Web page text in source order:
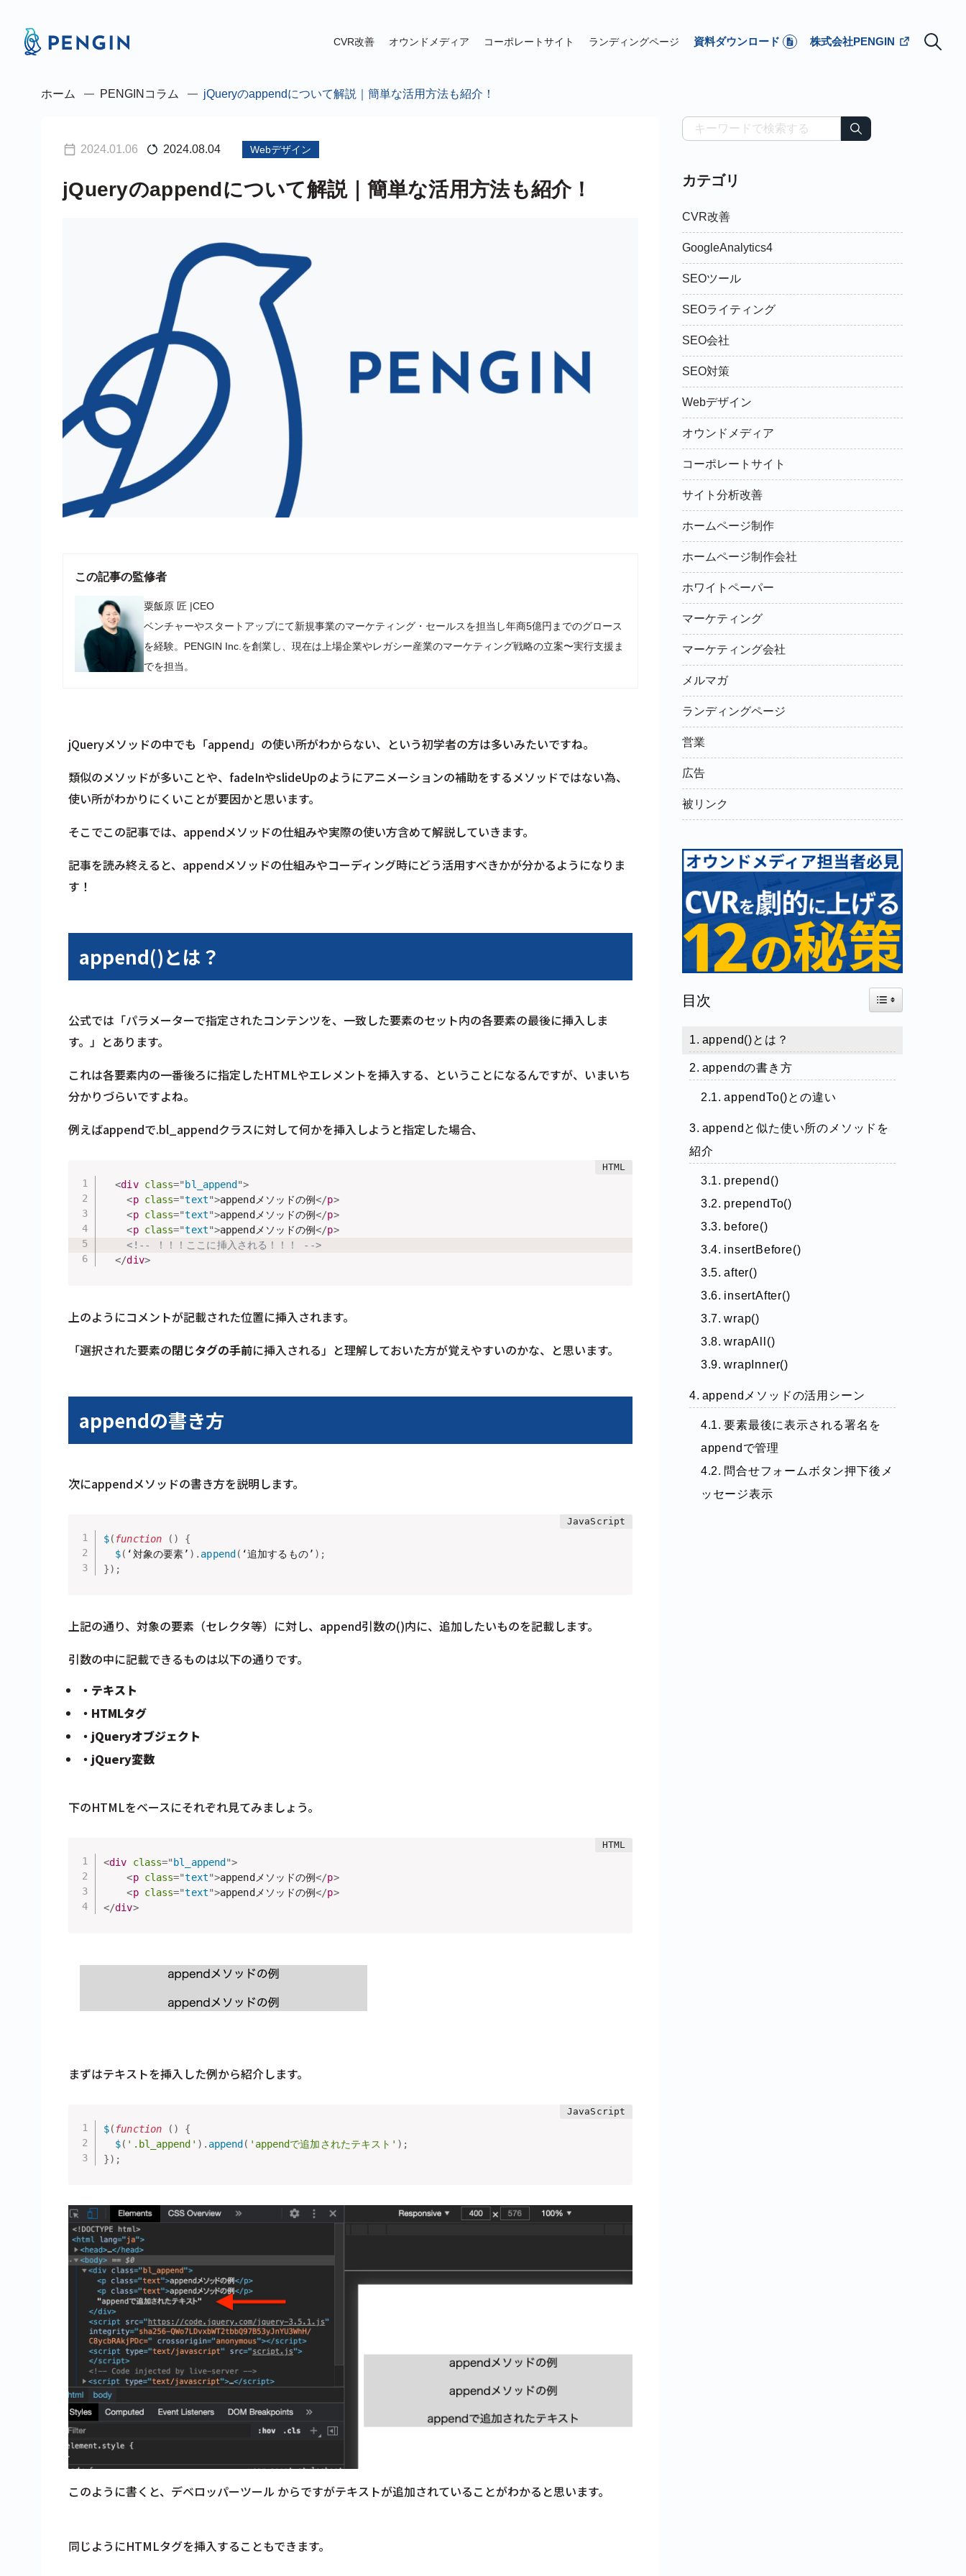
CVR改善 オウンドメディア コーポレートサイト ランディングページ 資料ダウンロード 株式会社PENGIN
ホーム PENGINコラム jQueryのappendについて解説｜簡単な活用方法も紹介！
2024.01.06 2024.08.04 Webデザイン
jQueryのappendについて解説｜簡単な活用方法も紹介！
この記事の監修者
粟飯原 匠 |CEO
ベンチャーやスタートアップにて新規事業のマーケティング・セールスを担当し年商5億円までのグロース
を経験。PENGIN Inc.を創業し、現在は上場企業やレガシー産業のマーケティング戦略の立案〜実行支援ま
でを担当。
jQueryメソッドの中でも「append」の使い所がわからない、という初学者の方は多いみたいですね。
類似のメソッドが多いことや、fadeInやslideUpのようにアニメーションの補助をするメソッドではない為、
使い所がわかりにくいことが要因かと思います。
そこでこの記事では、appendメソッドの仕組みや実際の使い方含めて解説していきます。
記事を読み終えると、appendメソッドの仕組みやコーディング時にどう活用すべきかが分かるようになりま
す！
append()とは？
公式では「パラメーターで指定されたコンテンツを、一致した要素のセット内の各要素の最後に挿入しま
す。」とあります。
これは各要素内の一番後ろに指定したHTMLやエレメントを挿入する、ということになるんですが、いまいち
分かりづらいですよね。
例えばappendで.bl_appendクラスに対して何かを挿入しようと指定した場合、
<div class="bl_append ">
<p class="text">appendメソッドの例</p>
<p class="text">appendメソッドの例</p>
<p class="text">appendメソッドの例</p>
<!-- ！！！ここに挿入される！！！ -->
</div>
上のようにコメントが記載された位置に挿入されます。
「選択された要素の閉じタグの手前に挿入される」と理解しておいた方が覚えやすいのかな、と思います。
appendの書き方
次にappendメソッドの書き方を説明します。
$( function ( )
{
$( ‘対象の要素’ ) . append ( ‘追加するもの’ ) ;
}) ;
上記の通り、対象の要素（セレクタ等）に対し、append引数の()内に、追加したいものを記載します。
引数の中に記載できるものは以下の通りです。
・テキスト
・HTMLタグ
・jQueryオブジェクト
・jQuery変数
下のHTMLをベースにそれぞれ見てみましょう。
<div class="bl_append ">
<p class="text">appendメソッドの例</p>
<p class="text">appendメソッドの例</p>
</div>
まずはテキストを挿入した例から紹介します。
$( function ( )
{
$( '.bl_append' ) . append ( 'appendで追加されたテキスト' ) ;
}) ;
このように書くと、デベロッパーツール からですがテキストが追加されていることがわかると思います。
同じようにHTMLタグを挿入することもできます。
カテゴリ
CVR改善
GoogleAnalytics4
SEOツール
SEOライティング
SEO会社
SEO対策
Webデザイン
オウンドメディア
コーポレートサイト
サイト分析改善
ホームページ制作
ホームページ制作会社
ホワイトペーパー
マーケティング
マーケティング会社
メルマガ
ランディングページ
営業
広告
被リンク
目次 Toggle Table of
append()とは？
appendの書き方
appendTo()との違い
appendと似た使い所のメソッドを
紹介
prepend()
prependTo()
before()
insertBefore()
after()
insertAfter()
wrap()
wrapAll()
wrapInner()
appendメソッドの活用シーン
要素最後に表示される署名を
appendで管理
問合せフォームボタン押下後メ
ッセージ表示